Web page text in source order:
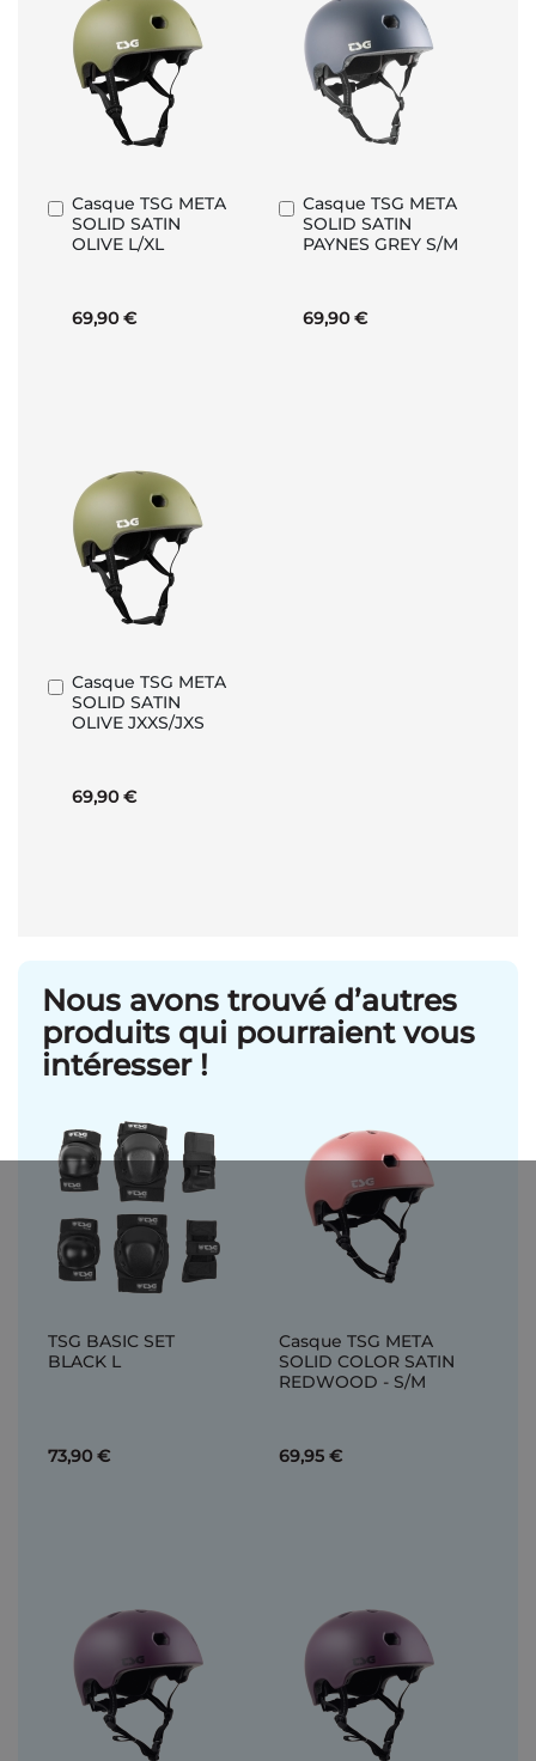
Casque TSG META
SOLID SATIN
OLIVE L/XL
69,90 €
Ajouter
au
panier
Casque TSG META
SOLID SATIN
PAYNES GREY S/M
69,90 €
Ajouter
au
panier
Casque TSG META
SOLID SATIN
OLIVE JXXS/JXS
69,90 €
Ajouter
au
panier
Nous avons trouvé d’autres
produits qui pourraient vous
intéresser !
TSG BASIC SET
BLACK L
73,90 €
Casque TSG META
SOLID COLOR SATIN
REDWOOD - S/M
69,95 €